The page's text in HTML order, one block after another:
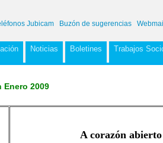
Jubicam Buzón de sugerencias Webmail
Noticias Boletines Trabajos
Enero 2009
A corazón abierto